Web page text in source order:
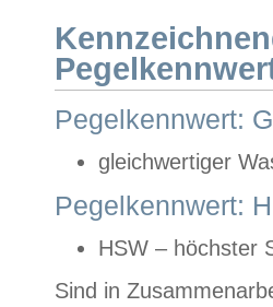
Pegelkennwert:
gleichwertiger
Pegelkennwert:
HSW – höchster
Sind in